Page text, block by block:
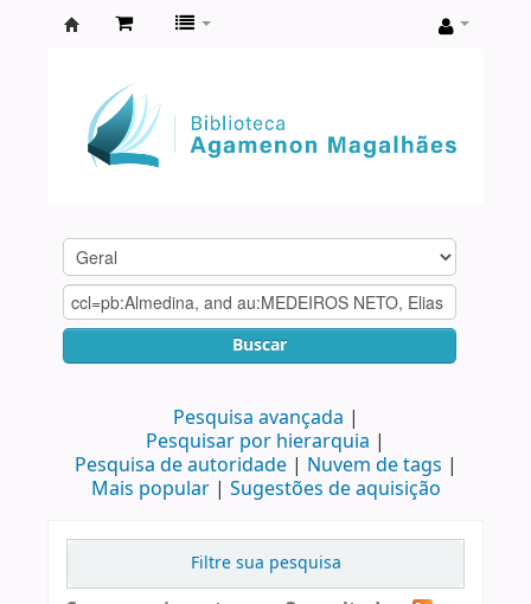
Agamenon
Magalhães
Buscar
Pesquisa avançada
Pesquisar por hierarquia
Pesquisa de autoridade
Nuvem de tags
Mais popular
Sugestões de aquisição
Filtre sua pesquisa